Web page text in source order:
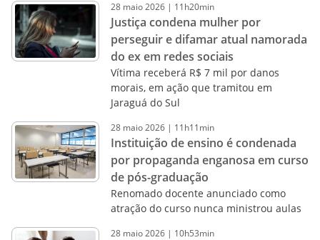
28 maio2026 | 11h20min
Justiça condena mulher por
perseguir e difamar atual namorada
do ex em redes sociais
Vítima receberá R$ 7 mil por danos
morais, em ação que tramitou em
Jaraguá do Sul
28 maio2026 | 11h11min
Instituição de ensino é condenada
por propaganda enganosa em curso
de pós-graduação
Renomado docente anunciado como
atração do curso nunca ministrou aulas
28 maio2026 | 10h53min